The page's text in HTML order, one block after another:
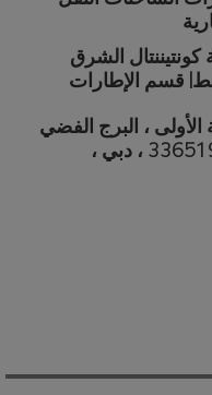
الشرق
قسم الإطارات
الأولى ، البرج الفضي
(AG) ، الطابق 27 ص. صندوق 336519 ، دبي ،